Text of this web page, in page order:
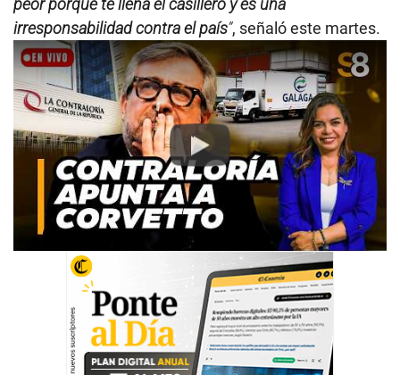
peor porque te llena el casillero y es una
irresponsabilidad contra el país”, señaló este martes.
Play